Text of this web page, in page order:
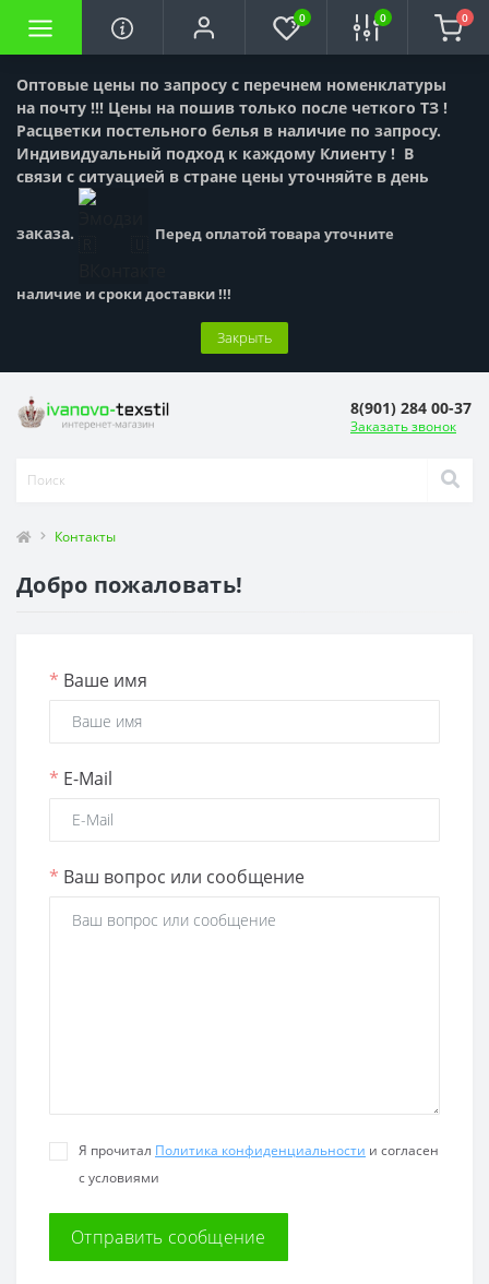
Оптовые цены по запросу с перечнем номенклатуры
на почту !!! Цены на пошив только после четкого ТЗ !
Расцветки постельного белья в наличие по запросу.
Индивидуальный подход к каждому Клиенту ! В
связи с ситуацией в стране цены уточняйте в день
заказа. Перед оплатой товара уточните
наличие и сроки доставки !!!
Закрыть
0 0 0
8(901) 284 00-37
Заказать звонок
Контакты
Добро пожаловать!
* Ваше имя
* E-Mail
* Ваш вопрос или сообщение
Я прочитал Политика конфиденциальности и согласен
с условиями